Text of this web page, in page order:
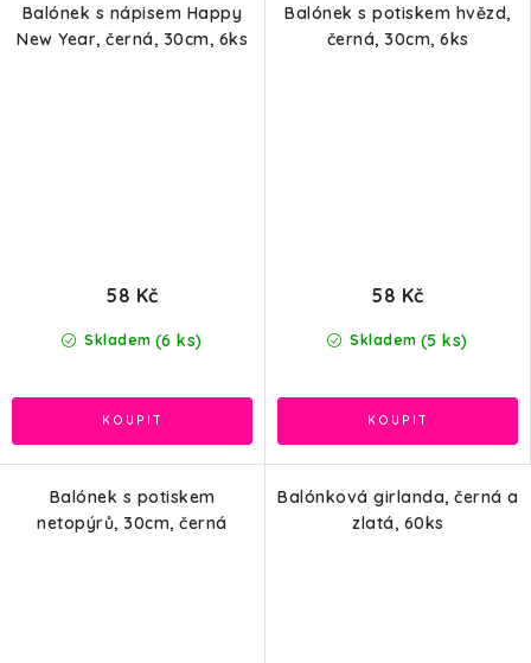
Balónek s nápisem Happy
New Year, černá, 30cm, 6ks
Skladem (6 ks)
58 Kč
Balónek s potiskem hvězd,
černá, 30cm, 6ks
Skladem (5 ks)
58 Kč
Balónek s potiskem
netopýrů, 30cm, černá
Balónková girlanda, černá a
zlatá, 60ks